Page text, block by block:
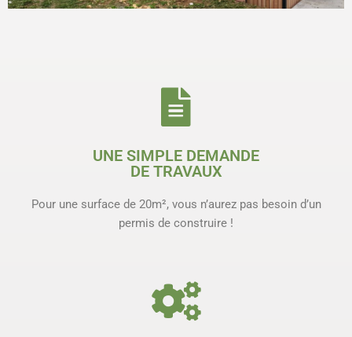
UNE SIMPLE DEMANDE
DE TRAVAUX
Pour une surface de 20m², vous n’aurez pas besoin d’un
permis de construire !